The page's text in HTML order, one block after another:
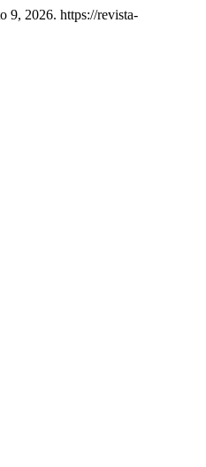
9, 2026. https://revista-